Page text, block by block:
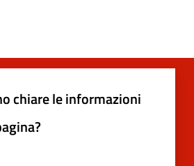
chiare le informazioni